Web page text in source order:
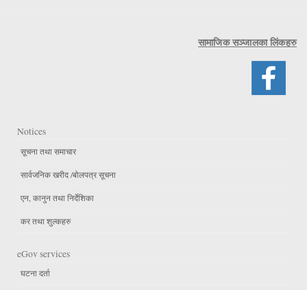
सामाजिक सञ्जालका लिंकहरु
Notices
सूचना तथा समाचार
सार्वजनिक खरीद /बोलपत्र सूचना
एन, कानुन तथा निर्देशिका
कर तथा शुल्कहरु
eGov services
घटना दर्ता